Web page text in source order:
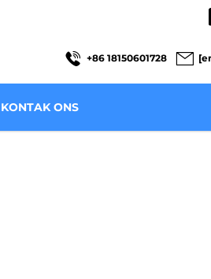
+86 18150601728
KONTAK ONS